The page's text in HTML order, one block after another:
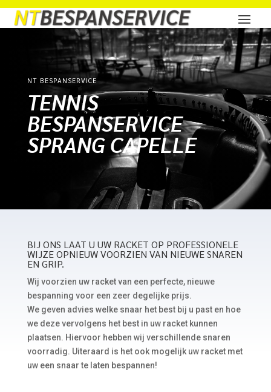
NT BESPANSERVICE
TENNIS
BESPANSERVICE
SPRANG CAPELLE
BIJ ONS LAAT U UW RACKET OP PROFESSIONELE
WIJZE OPNIEUW VOORZIEN VAN NIEUWE SNAREN
EN GRIP.
Wij voorzien uw racket van een perfecte, nieuwe
bespanning voor een zeer degelijke prijs.
We geven advies welke snaar het best bij u past en hoe
we deze vervolgens het best in uw racket kunnen
plaatsen. Hiervoor hebben wij verschillende snaren
voorradig. Uiteraard is het ook mogelijk uw racket met
uw een snaar te laten bespannen!